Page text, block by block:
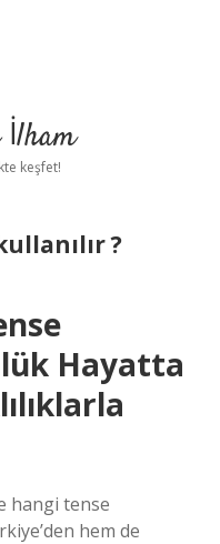
İlham
keşfet!
?
Hayatta
hangi tense
hem de